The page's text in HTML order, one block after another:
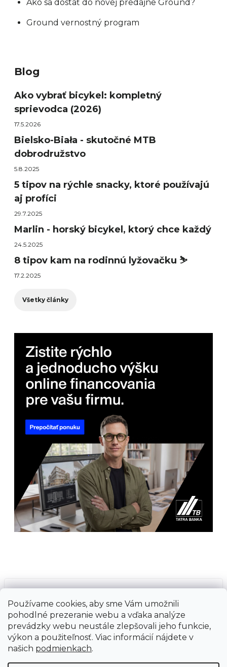
Používame cookies, aby sme Vám umožnili
pohodlné prezeranie webu a vďaka analýze
prevádzky webu neustále zlepšovali jeho funkcie,
výkon a použiteľnosť. Viac informácií nájdete v
našich podmienkach.
Ako sa dostať do novej predajne Ground?
Ground vernostný program
Blog
Ako vybrať bicykel: kompletný
sprievodca (2026)
17.5.2026
Bielsko-Biała - skutočné MTB
dobrodružstvo
5.8.2025
5 tipov na rýchle snacky, ktoré používajú
aj profíci
29.7.2025
Marlin - horský bicykel, ktorý chce každý
24.5.2025
8 tipov kam na rodinnú lyžovačku ⛷️
17.2.2025
Všetky články